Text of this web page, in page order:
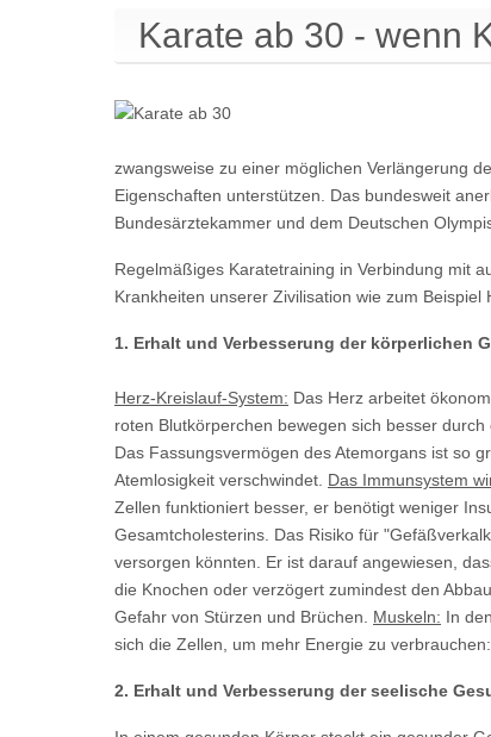
Karate ab 30 - wenn
zwangsweise zu einer möglichen Verlängerung
Eigenschaften unterstützen. Das bundesweit
Bundesärztekammer und dem Deutschen
Regelmäßiges Karatetraining in Verbindung mit
Krankheiten unserer Zivilisation wie zum
1. Erhalt und Verbesserung der körperlichen
Herz-Kreislauf-System: Das Herz arbeitet
roten Blutkörperchen bewegen sich besser
Das Fassungsvermögen des Atemorgans ist so
Atemlosigkeit verschwindet. Das Immunsystem
Zellen funktioniert besser, er benötigt weniger
Gesamtcholesterins. Das Risiko für
versorgen könnten. Er ist darauf angewiesen,
die Knochen oder verzögert zumindest den
Gefahr von Stürzen und Brüchen. Muskeln: In
sich die Zellen, um mehr Energie zu
2. Erhalt und Verbesserung der seelische